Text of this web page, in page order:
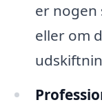
er nogen
eller om